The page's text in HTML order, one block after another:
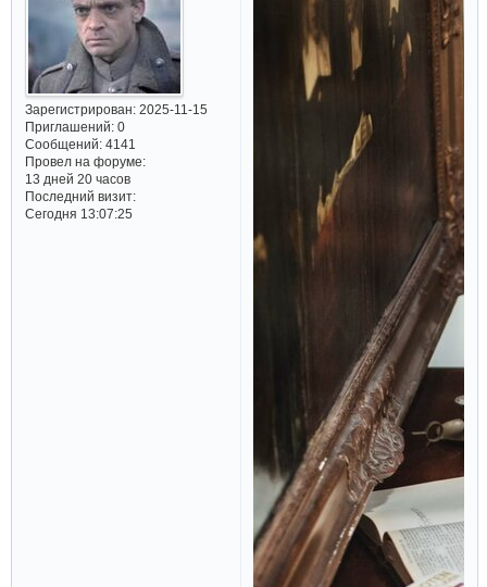
Зарегистрирован: 2025-11-15
Приглашений:0
Сообщений:4141
Провел на форуме:
13 дней 20 часов
Последний визит:
Сегодня 13:07:25